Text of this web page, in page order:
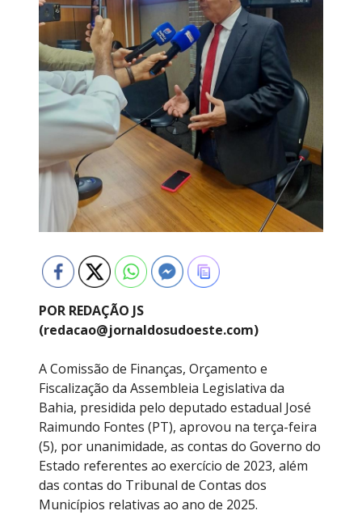
POR REDAÇÃO JS
(redacao@jornaldosudoeste.com)
A Comissão de Finanças, Orçamento e
Fiscalização da Assembleia Legislativa da
Bahia, presidida pelo deputado estadual José
Raimundo Fontes (PT), aprovou na terça-feira
(5), por unanimidade, as contas do Governo do
Estado referentes ao exercício de 2023, além
das contas do Tribunal de Contas dos
Municípios relativas ao ano de 2025.